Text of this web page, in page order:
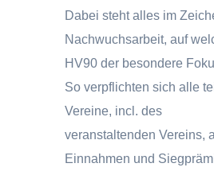
Dabei steht alles im
Nachwuchsarbeit, auf
HV90 der besondere
So verpflichten sich alle
Vereine, incl. des
veranstaltenden Vereins,
Einnahmen und